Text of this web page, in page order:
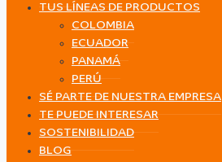
TUS LÍNEAS DE PRODUCTOS
COLOMBIA
ECUADOR
PANAMÁ
PERÚ
SÉ PARTE DE NUESTRA EMPRESA
TE PUEDE INTERESAR
SOSTENIBILIDAD
BLOG